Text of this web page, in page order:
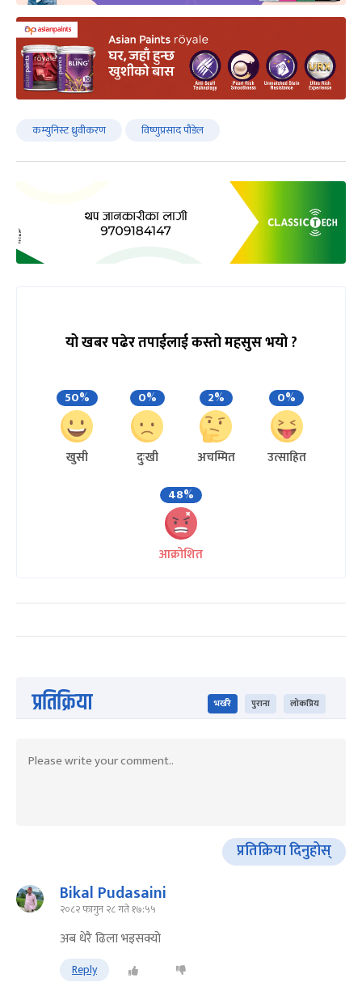
कम्युनिस्ट ध्रुवीकरण विष्णुप्रसाद पौडेल
यो खबर पढेर तपाईलाई कस्तो महसुस भयो ?
50%
खुसी
0%
दुःखी
2%
अचम्मित
0%
उत्साहित
48%
आक्रोशित
प्रतिक्रिया भर्खरै पुराना लोकप्रिय
प्रतिक्रिया दिनुहोस्
Bikal Pudasaini
२०८२ फागुन २८ गते १७:५५
अब धेरै ढिला भइसक्यो
Reply